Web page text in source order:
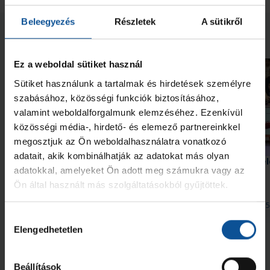
Beleegyezés Részletek A sütikről
Ez a weboldal sütiket használ
Sütiket használunk a tartalmak és hirdetések személyre
szabásához, közösségi funkciók biztosításához,
valamint weboldalforgalmunk elemzéséhez. Ezenkívül
közösségi média-, hirdető- és elemező partnereinkkel
megosztjuk az Ön weboldalhasználatra vonatkozó
adatait, akik kombinálhatják az adatokat más olyan
adatokkal, amelyeket Ön adott meg számukra vagy az
Ön által használt más szolgáltatásokból gyűjtöttek.
kiválasztása
Elengedhetetlen
Beállítások
Neked ajánljuk
Megnézem az összeset
2026. júl. 29.
Szeptember 10-én itthon
kezdünk a Bajnokok Ligájában
2026. júl.
Bemutatjuk BL-
Kristianstad (3. rész)